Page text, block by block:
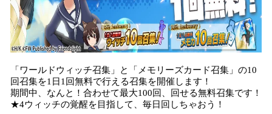
「ワールドウィッチ召集」と「メモリーズカード召集」の10
回召集を1日1回無料で行える召集を開催します！
期間中、なんと！合わせて最大100回、回せる無料召集です！
★4ウィッチの覚醒を目指して、毎日回しちゃおう！